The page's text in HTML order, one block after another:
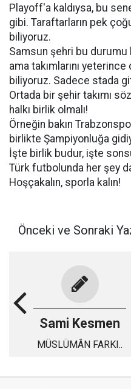
Playoff'a kaldıysa, bu
gibi. Taraftarların pek
biliyoruz.
Samsun şehri bu
ama takımlarını
biliyoruz. Sadece stada
Ortada bir şehir takımı
halkı birlik olmalı!
Örneğin bakın
birlikte Şampiyonluğa
İşte birlik budur, işte
Türk futbolunda her şey
Hoşçakalın, sporla kalın!
Önceki ve Sonraki
Sami Kesmen
MÜSLÜMÂN FARKI..